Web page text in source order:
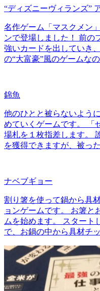
“ディズニーヴィランズ”
名作ゲーム「マスクメン
ンで登場しました！ 前の
強いカードを出していき
の“大富豪”風のゲームな
錦魚
他のひとと被らないよう
めていくゲームです。 「
場札を１枚指差します。
を獲得できますが、被っ
ナベブギョー
割り箸を使って鍋から具
ョンゲームです。 お箸と
ムを始めます。 スタート
で、お鍋の中から具材チ